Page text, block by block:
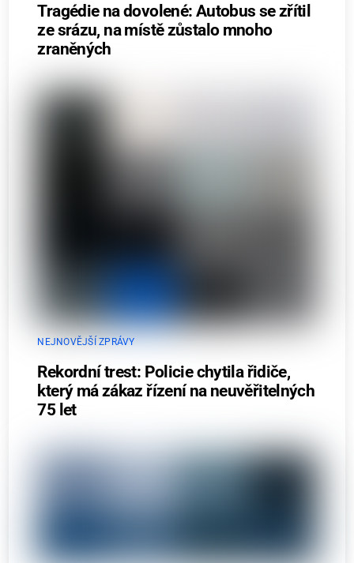
Tragédie na dovolené: Autobus se zřítil
ze srázu, na místě zůstalo mnoho
zraněných
NEJNOVĚJŠÍ ZPRÁVY
Rekordní trest: Policie chytila řidiče,
který má zákaz řízení na neuvěřitelných
75 let